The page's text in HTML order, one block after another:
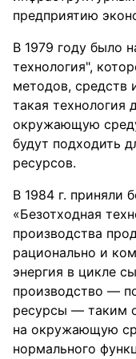
предприятию
В 1979 году было
технология",
методов, средств
такая технология
окружающую
будут подходить
ресурсов.
В 1984 г. приняли
«Безотходная
производства
рационально и
энергия в цикле
производство —
ресурсы — таким
на окружающую
нормального